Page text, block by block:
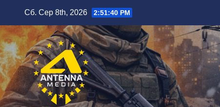
вмісту
Сб. Сер 8th, 2026 2:51:42 PM